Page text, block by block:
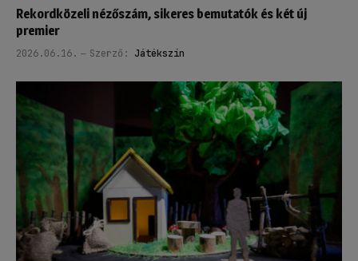
Rekordközeli nézőszám, sikeres bemutatók és két új
premier
2026.06.16. Szerző: Játékszín